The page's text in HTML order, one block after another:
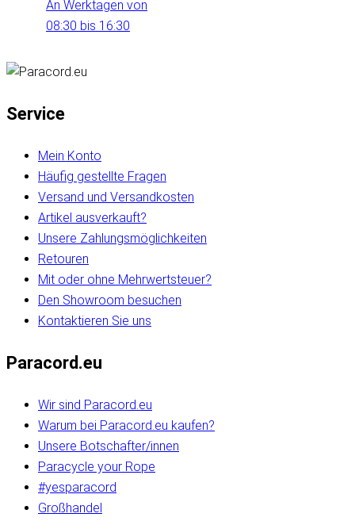
An Werktagen von
08:30 bis 16:30
Service
Mein Konto
Häufig gestellte Fragen
Versand und Versandkosten
Artikel ausverkauft?
Unsere Zahlungsmöglichkeiten
Retouren
Mit oder ohne Mehrwertsteuer?
Den Showroom besuchen
Kontaktieren Sie uns
Paracord.eu
Wir sind Paracord.eu
Warum bei Paracord.eu kaufen?
Unsere Botschafter/innen
Paracycle your Rope
#yesparacord
Großhandel